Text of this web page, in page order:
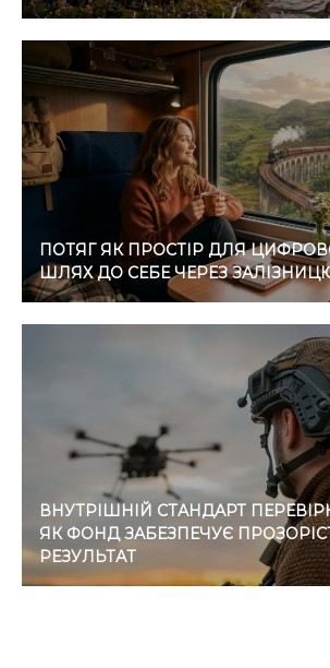
ПОТЯГ ЯК ПРОСТІР ДЛЯ
ШЛЯХ ДО СЕБЕ ЧЕРЕЗ
ВНУТРІШНІЙ СТАНДАРТ
ЯК ФОНД ЗАБЕЗПЕЧУЄ
РЕЗУЛЬТАТ